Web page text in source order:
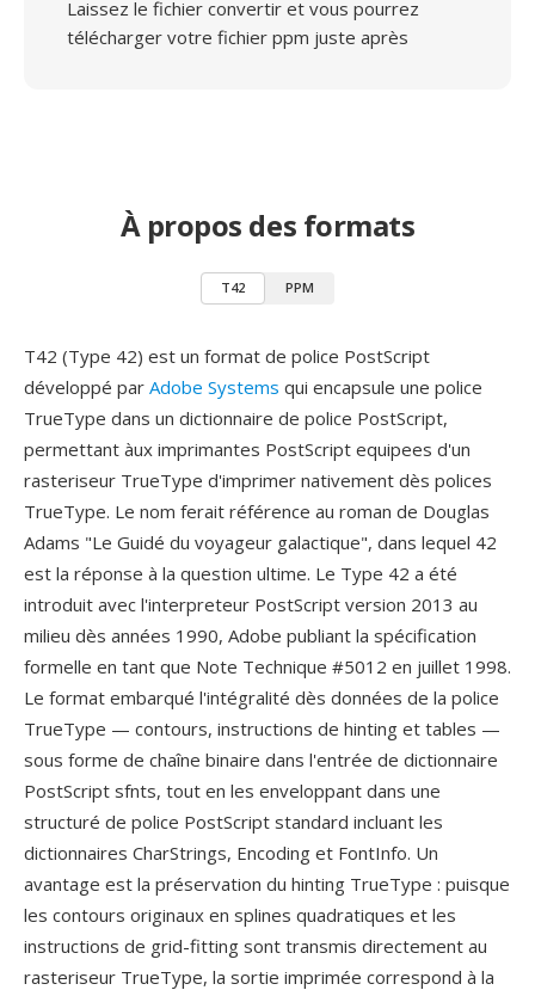
Laissez le fichier convertir et vous pourrez
télécharger votre fichier ppm juste après
À propos des formats
T42 PPM
T42 (Type 42) est un format de police PostScript
développé par Adobe Systems qui encapsule une police
TrueType dans un dictionnaire de police PostScript,
permettant àux imprimantes PostScript equipees d'un
rasteriseur TrueType d'imprimer nativement dès polices
TrueType. Le nom ferait référence au roman de Douglas
Adams "Le Guidé du voyageur galactique", dans lequel 42
est la réponse à la question ultime. Le Type 42 a été
introduit avec l'interpreteur PostScript version 2013 au
milieu dès années 1990, Adobe publiant la spécification
formelle en tant que Note Technique #5012 en juillet 1998.
Le format embarqué l'intégralité dès données de la police
TrueType — contours, instructions de hinting et tables —
sous forme de chaîne binaire dans l'entrée de dictionnaire
PostScript sfnts, tout en les enveloppant dans une
structuré de police PostScript standard incluant les
dictionnaires CharStrings, Encoding et FontInfo. Un
avantage est la préservation du hinting TrueType : puisque
les contours originaux en splines quadratiques et les
instructions de grid-fitting sont transmis directement au
rasteriseur TrueType, la sortie imprimée correspond à la